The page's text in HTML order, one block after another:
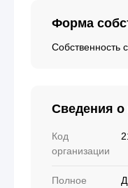
Форма
Собственность
Сведения о
Код
организации
Полное